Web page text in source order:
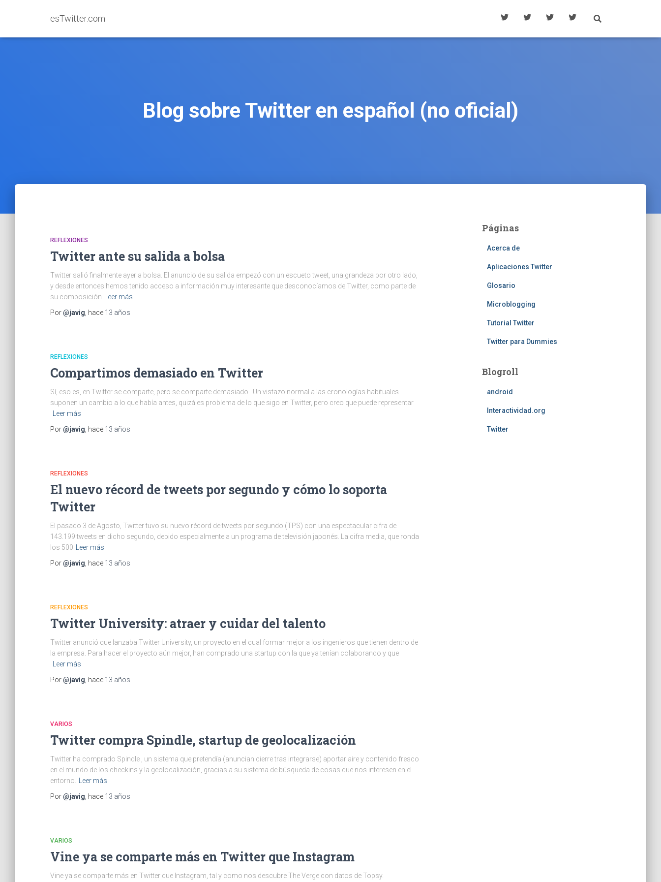
esTwitter.com
Blog sobre Twitter en español (no oficial)
REFLEXIONES
Twitter ante su salida a bolsa
Twitter salió finalmente ayer a bolsa. El anuncio de su salida empezó con un escueto tweet, una grandeza por otro lado,
y desde entonces hemos tenido acceso a información muy interesante que desconocíamos de Twitter, como parte de
su composición
Leer más
Por@javig , hace 13 años
REFLEXIONES
Compartimos demasiado en Twitter
Sí, eso es, en Twitter se comparte, pero se comparte demasiado. Un vistazo normal a las cronologías habituales
suponen un cambio a lo que había antes, quizá es problema de lo que sigo en Twitter, pero creo que puede representar
Leer más
Por@javig , hace 13 años
REFLEXIONES
El nuevo récord de tweets por segundo y cómo lo soporta
Twitter
El pasado 3 de Agosto, Twitter tuvo su nuevo récord de tweets por segundo (TPS) con una espectacular cifra de
143.199 tweets en dicho segundo, debido especialmente a un programa de televisión japonés. La cifra media, que ronda
los 500
Leer más
Por@javig , hace 13 años
REFLEXIONES
Twitter University: atraer y cuidar del talento
Twitter anunció que lanzaba Twitter University, un proyecto en el cual formar mejor a los ingenieros que tienen dentro de
la empresa. Para hacer el proyecto aún mejor, han comprado una startup con la que ya tenían colaborando y que
Leer más
Por@javig , hace 13 años
VARIOS
Twitter compra Spindle, startup de geolocalización
Twitter ha comprado Spindle , un sistema que pretendía (anuncian cierre tras integrarse) aportar aire y contenido fresco
en el mundo de los checkins y la geolocalización, gracias a su sistema de búsqueda de cosas que nos interesen en el
entorno.
Leer más
Por@javig , hace 13 años
VARIOS
Vine ya se comparte más en Twitter que Instagram
Vine ya se comparte más en Twitter que Instagram, tal y como nos descubre The Verge con datos de Topsy.
Páginas
Acerca de
Aplicaciones Twitter
Glosario
Microblogging
Tutorial Twitter
Twitter para Dummies
Blogroll
android
Interactividad.org
Twitter